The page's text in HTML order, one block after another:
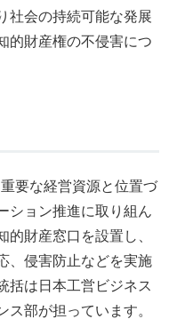
社会の持続可能な発展
的財産権の不侵害につ
要な経営資源と位置づ
ション推進に取り組ん
財産窓口を設置し、
、侵害防止などを実施
括は日本工営ビジネス
部が担っています。